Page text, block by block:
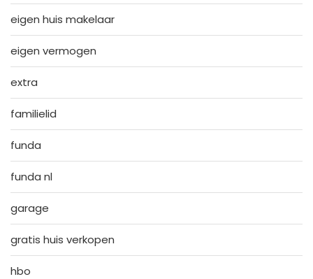
eigen huis makelaar
eigen vermogen
extra
familielid
funda
funda nl
garage
gratis huis verkopen
hbo